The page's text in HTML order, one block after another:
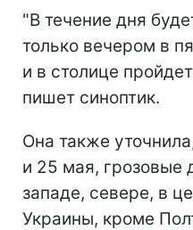
"В течение дня
только вечером в
и в столице
пишет синоптик.
Она также
и 25 мая,
западе, севере, в
Украины, кроме